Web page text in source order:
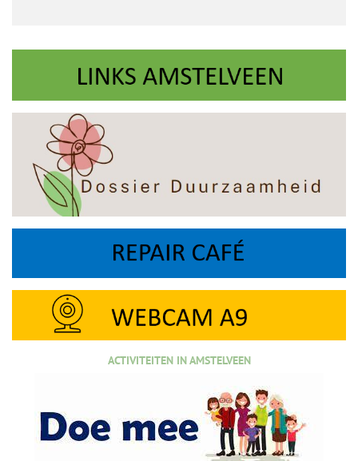
ACTIVITEITEN IN AMSTELVEEN